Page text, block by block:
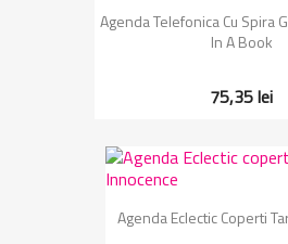
Vizualizare
Agenda Telefonica Cu Spira
In A Book
75,35 lei
Vizualizare
Agenda Eclectic Coperti